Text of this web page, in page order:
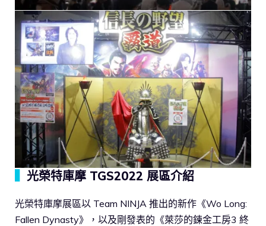
光榮特庫摩 TGS2022 展區介紹
光榮特庫摩展區以 Team NINJA 推出的新作《Wo Long:
Fallen Dynasty》，以及剛發表的《萊莎的鍊金工房3 終